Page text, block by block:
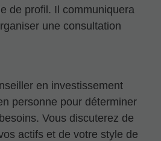
de profil. Il communiquera
une consultation
en investissement
personne pour déterminer
Vous discuterez de
actifs et de votre style de